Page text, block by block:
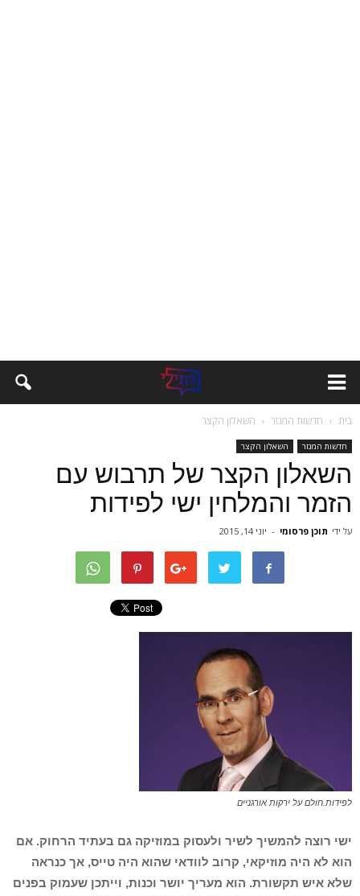
בית חדשות המגזר השאלון הקצר
חדשות המגזר השאלון הקצר
השאלון הקצר של תרבוש עם
הזמר והמלחין ישי לפידות
על ידי תוכן פרסומי - יוני 14, 2015
לפידות.חולם על ירקות אורגניים
ישי רוצה להמשיך לשיר ולעסוק במוזיקה גם בעתיד הרחוק. אם
הוא לא היה מוזיקאי, קרוב לוודאי שהוא היה טייס, אך כנראה
שלא איש תקשורת. הוא מעריך יושר וכנות, וייתכן שעמוק בפנים